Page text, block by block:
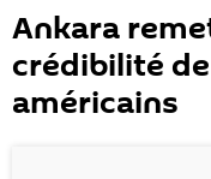
Ankara
crédibilité
américains